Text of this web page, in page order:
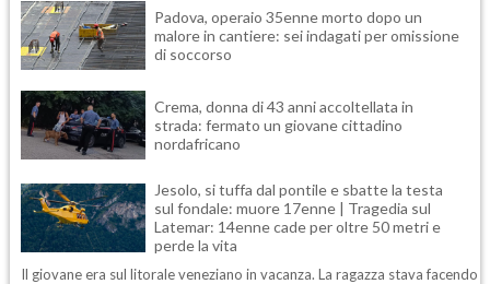
Padova, operaio 35enne morto dopo un
malore in cantiere: sei indagati per omissione
di soccorso
Crema, donna di 43 anni accoltellata in
strada: fermato un giovane cittadino
nordafricano
Jesolo, si tuffa dal pontile e sbatte la testa
sul fondale: muore 17enne | Tragedia sul
Latemar: 14enne cade per oltre 50 metri e
perde la vita
Il giovane era sul litorale veneziano in vacanza. La ragazza stava facendo